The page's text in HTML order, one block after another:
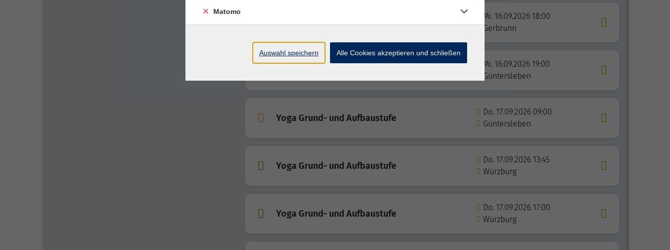
Chinesische Teekultur und Achtsamkeit
Mi. 16.09.2026 18:00
Gerbrunn
Mi. 16.09.2026 19:00
Güntersleben
Yoga Grund- und Aufbaustufe
Do. 17.09.2026 09:00
Güntersleben
Yoga Grund- und Aufbaustufe
Do. 17.09.2026 13:45
Würzburg
Yoga Grund- und Aufbaustufe
Do. 17.09.2026 17:00
Würzburg
Matomo
Auswahl speichern Alle Cookies akzeptieren und schließen